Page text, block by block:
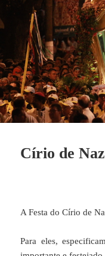
Círio de
A Festa do Círio de
Para eles,